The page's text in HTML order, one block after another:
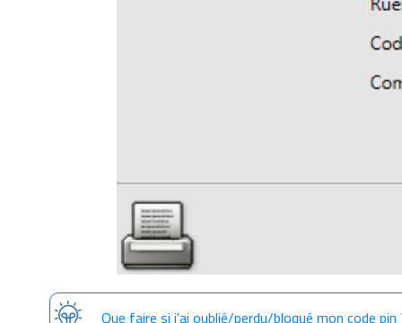
Que faire si j'ai oublié/perdu/bloqué mon code pin